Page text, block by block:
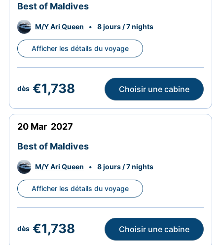
Best of Maldives
M/Y Ari Queen • 8 jours / 7 nights
Afficher les détails du voyage
dès €1,738 Choisir une cabine
20 Mar 2027
Best of Maldives
M/Y Ari Queen • 8 jours / 7 nights
Afficher les détails du voyage
dès €1,738 Choisir une cabine